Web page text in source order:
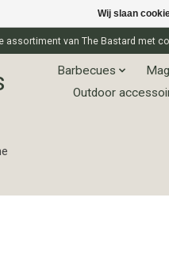
assortiment van The Bastard met
Barbecues
Outdoor
Wij slaan